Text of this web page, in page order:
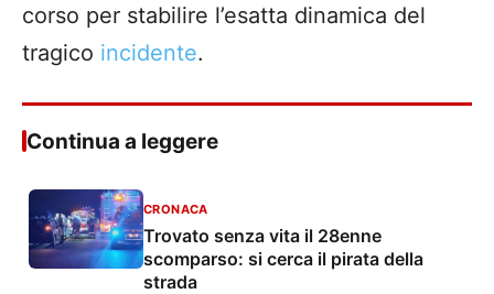
corso per stabilire l’esatta dinamica del
tragico incidente.
Continua a leggere
CRONACA
Trovato senza vita il 28enne
scomparso: si cerca il pirata della
strada